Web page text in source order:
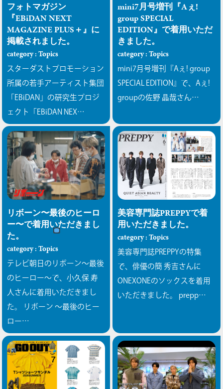
フォトマガジン
『EBiDAN NEXT
MAGAZINE PLUS＋』に
掲載されました。
category : Topics
スターダストプロモーション
所属の若手アーティスト集団
「EBiDAN」の研究生プロジ
ェクト「EBiDAN NEX…
mini7月号増刊『Aぇ!
group SPECIAL
EDITION』で着用いただ
きました。
category : Topics
mini7月号増刊『Aぇ! group
SPECIAL EDITION』で、Aぇ!
groupの佐野 晶哉さん…
リボーン〜最後のヒーロ
ー〜で着用いただきまし
た。
category : Topics
テレビ朝日のリボーン〜最後
のヒーロー〜で、小久保 寿
人さんに着用いただきまし
た。
リボーン 〜最後のヒー
ロー…
美容専門誌PREPPYで着
用いただきました。
category : Topics
美容専門誌PREPPYの特集
で、俳優の簡 秀吉さんに
ONEXONEのソックスを着用
いただきました。 prepp…